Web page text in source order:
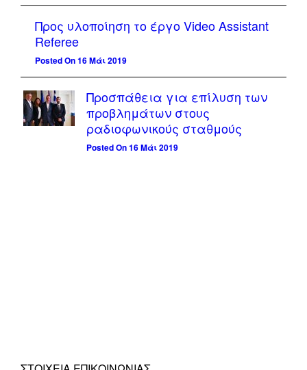
Προς υλοποίηση το έργο Video Assistant
Referee
Posted On 16 Μάι 2019
Προσπάθεια για επίλυση των
προβλημάτων στους
ραδιοφωνικούς σταθμούς
Posted On 16 Μάι 2019